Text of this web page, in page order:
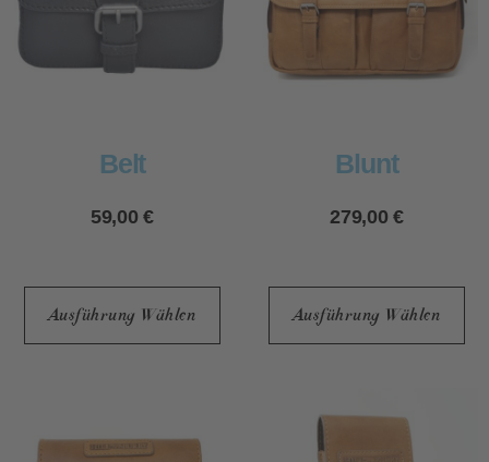
Belt
59,00€
Ausführung Wählen
Blunt
279,00€
Ausführung Wählen